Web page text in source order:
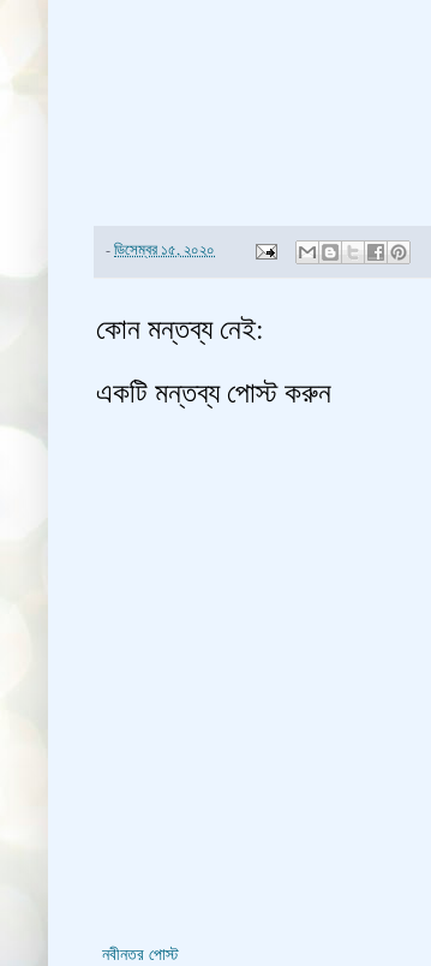
-ডিসেম্বর ১৫, ২০২০
কোন মন্তব্য নেই:
একটি মন্তব্য পোস্ট করুন
নবীনতর পোস্ট